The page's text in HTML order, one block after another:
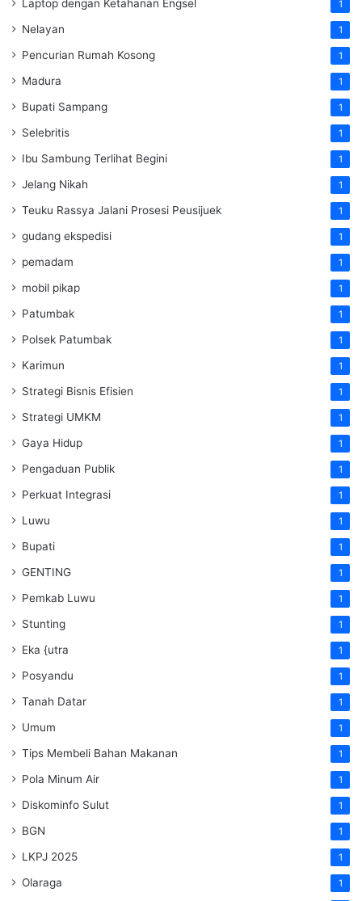
Laptop dengan Ketahanan Engsel 1
Nelayan 1
Pencurian Rumah Kosong 1
Madura 1
Bupati Sampang 1
Selebritis 1
Ibu Sambung Terlihat Begini 1
Jelang Nikah 1
Teuku Rassya Jalani Prosesi Peusijuek 1
gudang ekspedisi 1
pemadam 1
mobil pikap 1
Patumbak 1
Polsek Patumbak 1
Karimun 1
Strategi Bisnis Efisien 1
Strategi UMKM 1
Gaya Hidup 1
Pengaduan Publik 1
Perkuat Integrasi 1
Luwu 1
Bupati 1
GENTING 1
Pemkab Luwu 1
Stunting 1
Eka {utra 1
Posyandu 1
Tanah Datar 1
Umum 1
Tips Membeli Bahan Makanan 1
Pola Minum Air 1
Diskominfo Sulut 1
BGN 1
LKPJ 2025 1
Olaraga 1